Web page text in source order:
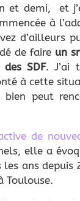
demi, et
à
d’ailleurs
de faire un
SDF. J’ai
à cette
peut
de
elle a
ans
Toulouse.